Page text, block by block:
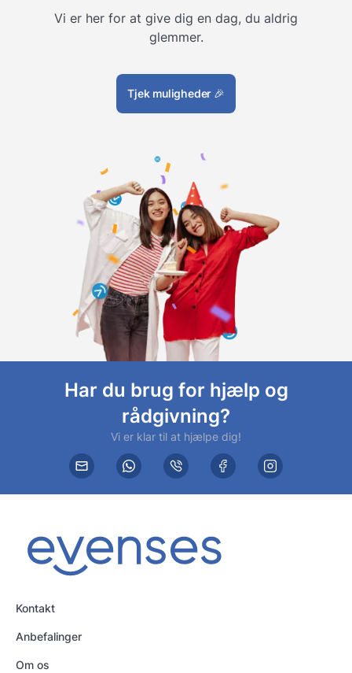
Vi er her for at give dig en dag, du aldrig
glemmer.
Tjek muligheder 🎉
Har du brug for hjælp og
rådgivning?
Vi er klar til at hjælpe dig!
Kontakt
Anbefalinger
Om os